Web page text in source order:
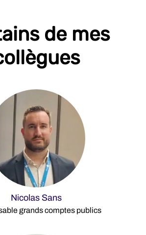
de mes
Nicolas Sans
grands comptes publics